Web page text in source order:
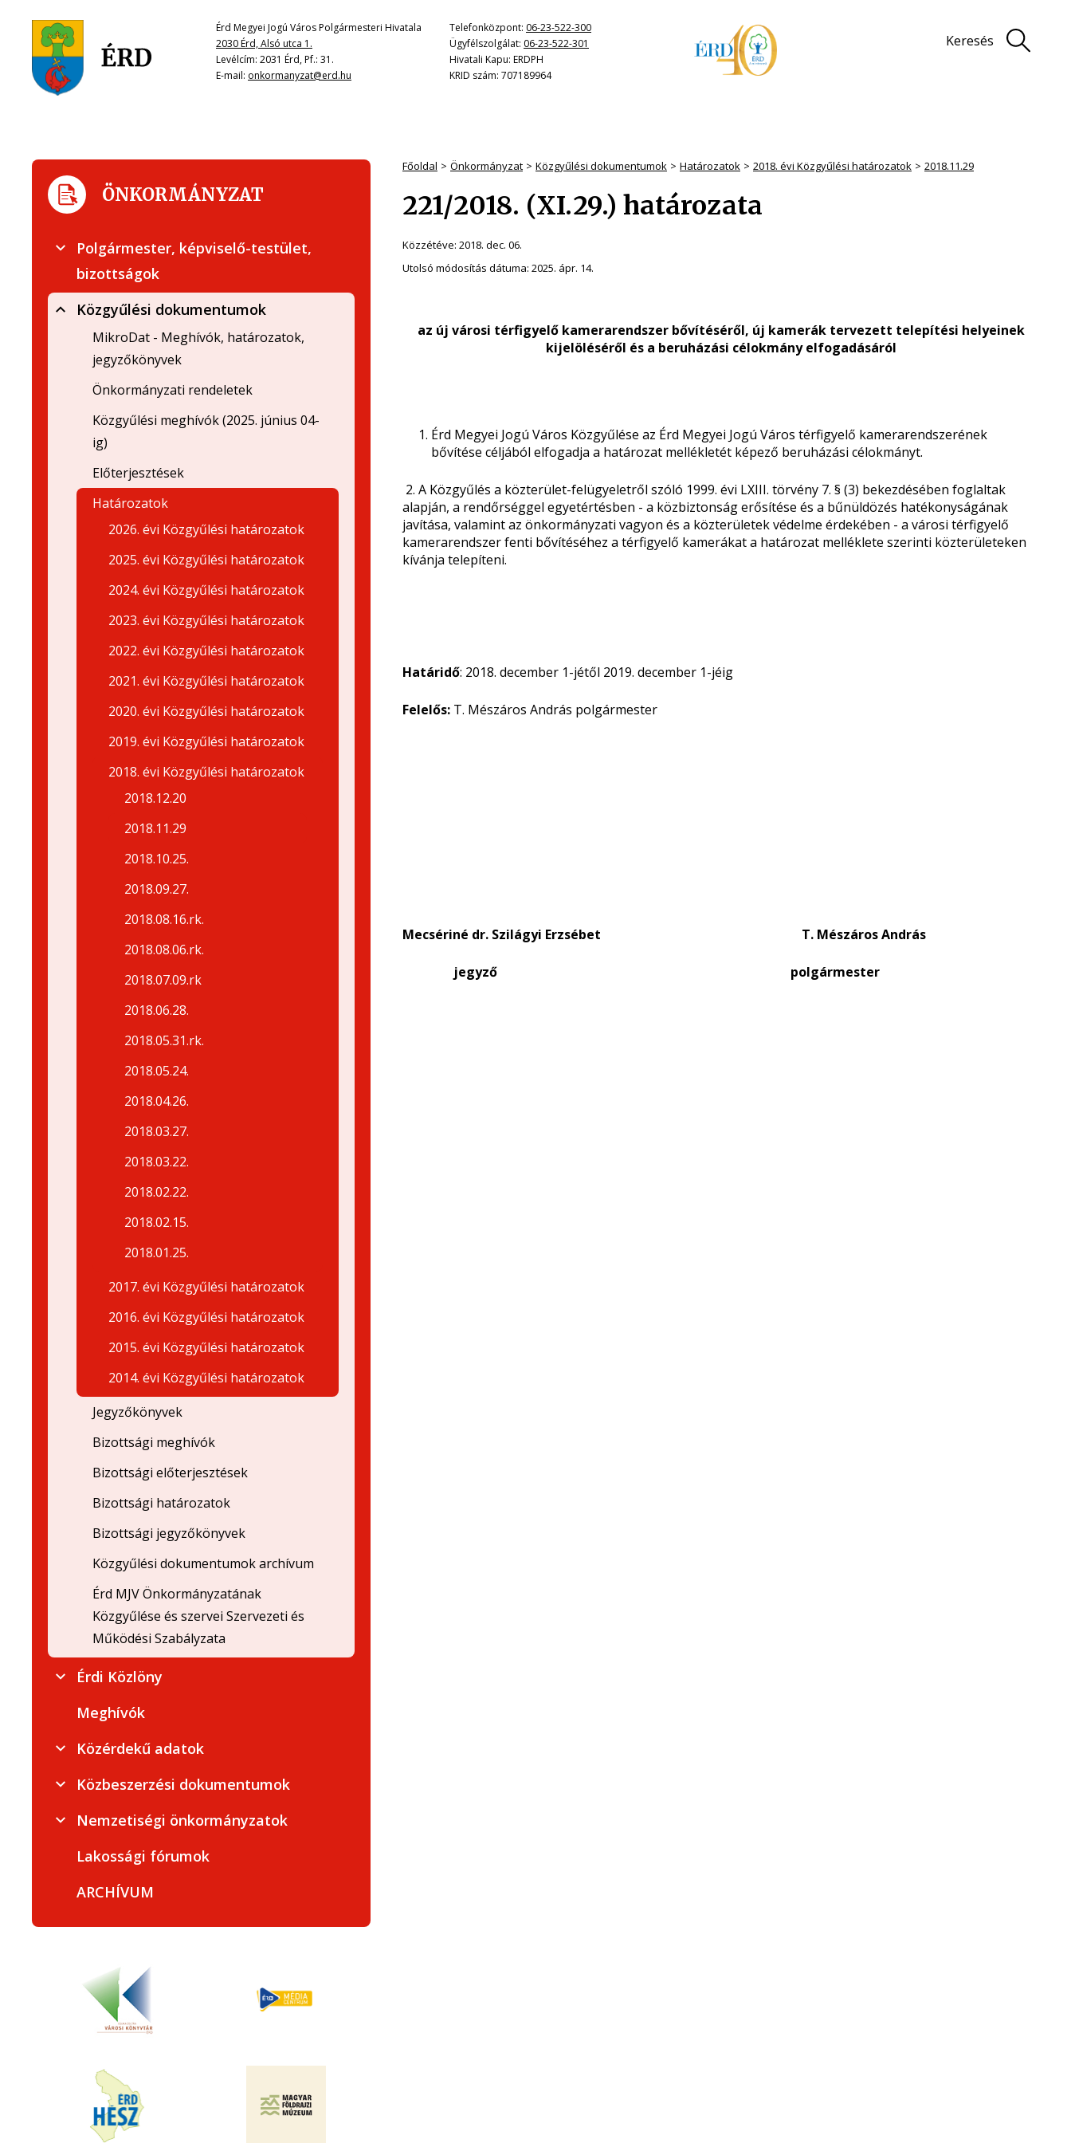
Érd Megyei Jogú Város Polgármesteri Hivatala
2030 Érd, Alsó utca 1.
Levélcím: 2031 Érd, Pf.: 31.
E-mail: onkormanyzat@erd.hu
Telefonközpont: 06-23-522-300
Ügyfélszolgálat: 06-23-522-301
Hivatali Kapu: ERDPH
KRID szám: 707189964
Keresés
Főoldal Önkormányzat Közgyűlési dokumentumok Határozatok 2018. évi Közgyűlési határozatok 2018.11.29
221/2018. (XI.29.) határozata
Közzétéve: 2018. dec. 06.
Utolsó módosítás dátuma: 2025. ápr. 14.
az új városi térfigyelő kamerarendszer bővítéséről, új kamerák tervezett telepítési helyeinek
kijelöléséről és a beruházási célokmány elfogadásáról
Érd Megyei Jogú Város Közgyűlése az Érd Megyei Jogú Város térfigyelő kamerarendszerének
bővítése céljából elfogadja a határozat mellékletét képező beruházási célokmányt.
2. A Közgyűlés a közterület-felügyeletről szóló 1999. évi LXIII. törvény 7. § (3) bekezdésében foglaltak
alapján, a rendőrséggel egyetértésben - a közbiztonság erősítése és a bűnüldözés hatékonyságának
javítása, valamint az önkormányzati vagyon és a közterületek védelme érdekében - a városi térfigyelő
kamerarendszer fenti bővítéséhez a térfigyelő kamerákat a határozat melléklete szerinti közterületeken
kívánja telepíteni.
Határidő: 2018. december 1-jétől 2019. december 1-jéig
Felelős: T. Mészáros András polgármester
Mecsériné dr. Szilágyi Erzsébet T. Mészáros András
jegyző polgármester
ÖNKORMÁNYZAT
Polgármester, képviselő-testület,
bizottságok
Közgyűlési dokumentumok
MikroDat - Meghívók, határozatok,
jegyzőkönyvek
Önkormányzati rendeletek
Közgyűlési meghívók (2025. június 04-
ig)
Előterjesztések
Határozatok
2026. évi Közgyűlési határozatok
2025. évi Közgyűlési határozatok
2024. évi Közgyűlési határozatok
2023. évi Közgyűlési határozatok
2022. évi Közgyűlési határozatok
2021. évi Közgyűlési határozatok
2020. évi Közgyűlési határozatok
2019. évi Közgyűlési határozatok
2018. évi Közgyűlési határozatok
2018.12.20
2018.11.29
2018.10.25.
2018.09.27.
2018.08.16.rk.
2018.08.06.rk.
2018.07.09.rk
2018.06.28.
2018.05.31.rk.
2018.05.24.
2018.04.26.
2018.03.27.
2018.03.22.
2018.02.22.
2018.02.15.
2018.01.25.
2017. évi Közgyűlési határozatok
2016. évi Közgyűlési határozatok
2015. évi Közgyűlési határozatok
2014. évi Közgyűlési határozatok
Jegyzőkönyvek
Bizottsági meghívók
Bizottsági előterjesztések
Bizottsági határozatok
Bizottsági jegyzőkönyvek
Közgyűlési dokumentumok archívum
Érd MJV Önkormányzatának
Közgyűlése és szervei Szervezeti és
Működési Szabályzata
Érdi Közlöny
Meghívók
Közérdekű adatok
Közbeszerzési dokumentumok
Nemzetiségi önkormányzatok
Lakossági fórumok
ARCHÍVUM